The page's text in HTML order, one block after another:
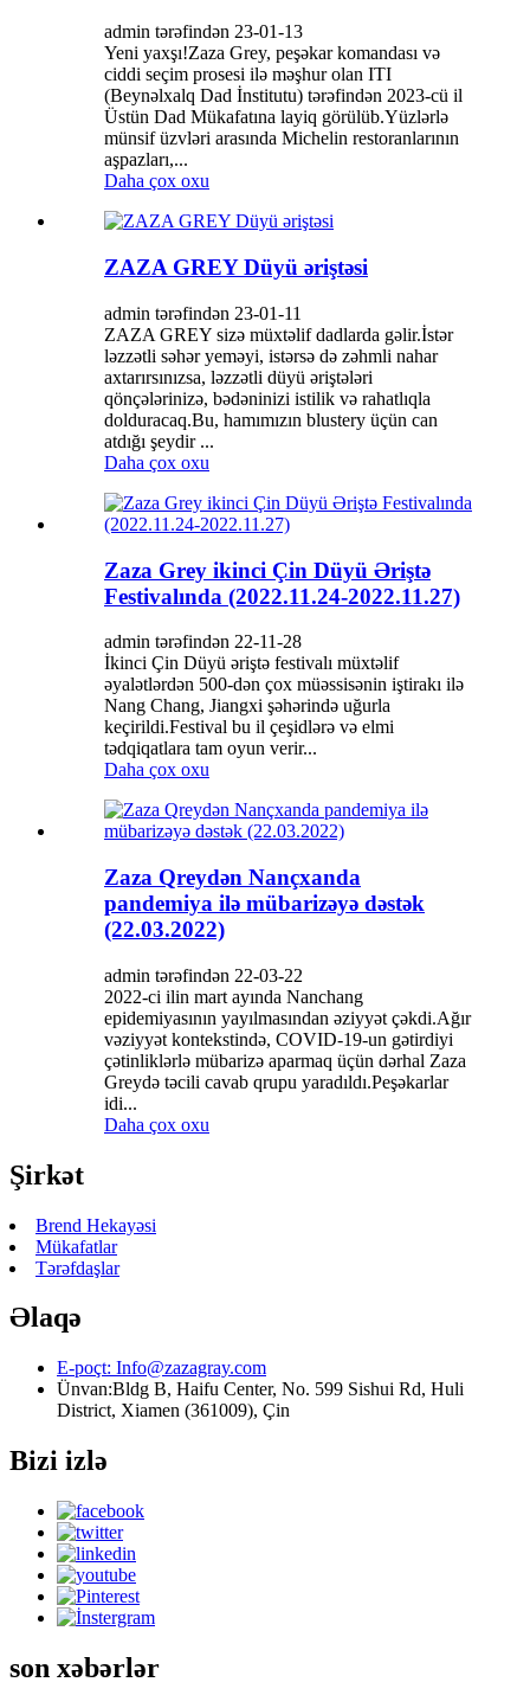
admin tərəfindən 23-01-13
Yeni yaxşı!Zaza Grey, peşəkar komandası və
ciddi seçim prosesi ilə məşhur olan ITI
(Beynəlxalq Dad İnstitutu) tərəfindən 2023-cü il
Üstün Dad Mükafatına layiq görülüb.Yüzlərlə
münsif üzvləri arasında Michelin restoranlarının
aşpazları,...
Daha çox oxu
ZAZA GREY Düyü əriştəsi
admin tərəfindən 23-01-11
ZAZA GREY sizə müxtəlif dadlarda gəlir.İstər
ləzzətli səhər yeməyi, istərsə də zəhmli nahar
axtarırsınızsa, ləzzətli düyü əriştələri
qönçələrinizə, bədəninizi istilik və rahatlıqla
dolduracaq.Bu, hamımızın blustery üçün can
atdığı şeydir ...
Daha çox oxu
Zaza Grey ikinci Çin Düyü Əriştə
Festivalında (2022.11.24-2022.11.27)
admin tərəfindən 22-11-28
İkinci Çin Düyü əriştə festivalı müxtəlif
əyalətlərdən 500-dən çox müəssisənin iştirakı ilə
Nang Chang, Jiangxi şəhərində uğurla
keçirildi.Festival bu il çeşidlərə və elmi
tədqiqatlara tam oyun verir...
Daha çox oxu
Zaza Qreydən Nançxanda
pandemiya ilə mübarizəyə dəstək
(22.03.2022)
admin tərəfindən 22-03-22
2022-ci ilin mart ayında Nanchang
epidemiyasının yayılmasından əziyyət çəkdi.Ağır
vəziyyət kontekstində, COVID-19-un gətirdiyi
çətinliklərlə mübarizə aparmaq üçün dərhal Zaza
Greydə təcili cavab qrupu yaradıldı.Peşəkarlar
idi...
Daha çox oxu
Şirkət
Brend Hekayəsi
Mükafatlar
Tərəfdaşlar
Əlaqə
E-poçt: Info@zazagray.com
Ünvan:Bldg B, Haifu Center, No. 599 Sishui Rd, Huli
District, Xiamen (361009), Çin
Bizi izlə
son xəbərlər